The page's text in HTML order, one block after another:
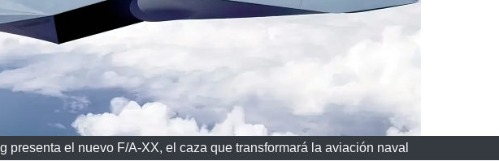
presenta el nuevo F/A-XX, el caza que transformará la aviación naval